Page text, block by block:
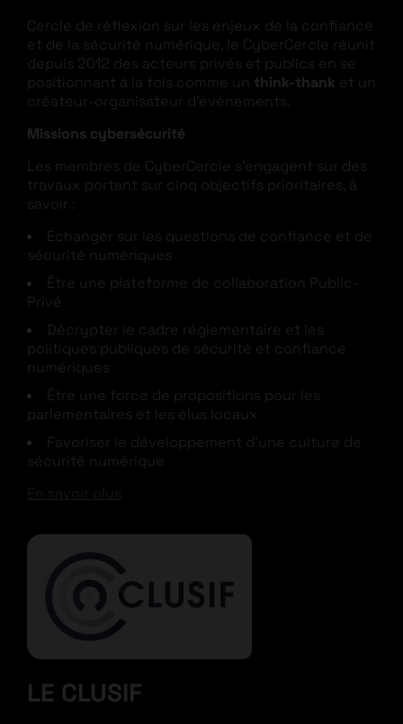
Cercle de réflexion sur les enjeux de la confiance
et de la sécurité numérique, le CyberCercle réunit
depuis 2012 des acteurs privés et publics en se
positionnant à la fois comme un think-thank et un
créateur-organisateur d’événements.
Missions cybersécurité
Les membres de CyberCercle s’engagent sur des
travaux portant sur cinq objectifs prioritaires, à
savoir :
Échanger sur les questions de confiance et de
sécurité numériques
Être une plateforme de collaboration Public-
Privé
Décrypter le cadre réglementaire et les
politiques publiques de sécurité et confiance
numériques
Être une force de propositions pour les
parlementaires et les élus locaux
Favoriser le développement d’une culture de
sécurité numérique
En savoir plus
LE CLUSIF